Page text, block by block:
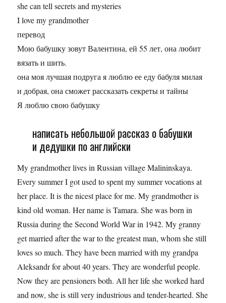
she can tell secrets and mysteries
I love my grandmother
перевод
Мою бабушку зовут Валентина, ей 55 лет, она любит
вязать и шить.
она моя лучшая подруга я люблю ее еду бабуля милая
и добрая, она сможет рассказать секреты и тайны
Я люблю свою бабушку
написать небольшой рассказ о бабушки
и дедушки по английски
My grandmother lives in Russian village Malininskaya.
Every summer I got used to spent my summer vocations at
her place. It is the nicest place for me. My grandmother is
kind old woman. Her name is Tamara. She was born in
Russia during the Second World War in 1942. My granny
get married after the war to the greatest man, whom she still
loves so much. They have been married with my grandpa
Aleksandr for about 40 years. They are wonderful people.
Now they are pensioners both. All her life she worked hard
and now, she is still very industrious and tender-hearted. She